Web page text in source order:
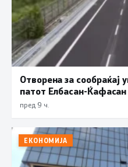
Отворена за
патот Елбасан-Ќафасан
пред 9 ч.
ЕКОНОМИЈА